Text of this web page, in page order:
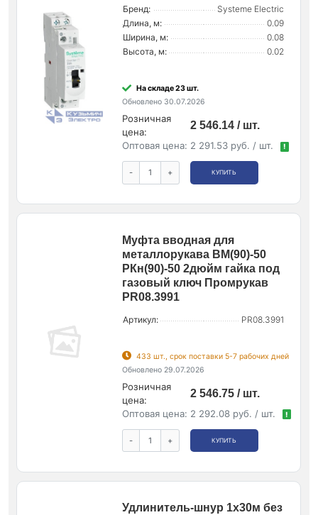
Бренд:
Systeme Electric
Длина, м:
0.09
Ширина, м:
0.08
Высота, м:
0.02
На складе 23 шт.
Обновлено 30.07.2026
Розничная
цена:
2 546.14 / шт.
Оптовая цена: 2 291.53 руб. / шт. !
- + КУПИТЬ
Муфта вводная для
металлорукава ВМ(90)-50
РКн(90)-50 2дюйм гайка под
газовый ключ Промрукав
PR08.3991
Артикул: PR08.3991
433 шт., срок поставки 5-7 рабочих дней
Обновлено 29.07.2026
Розничная
цена:
2 546.75 / шт.
Оптовая цена: 2 292.08 руб. / шт. !
- + КУПИТЬ
Удлинитель-шнур 1х30м без